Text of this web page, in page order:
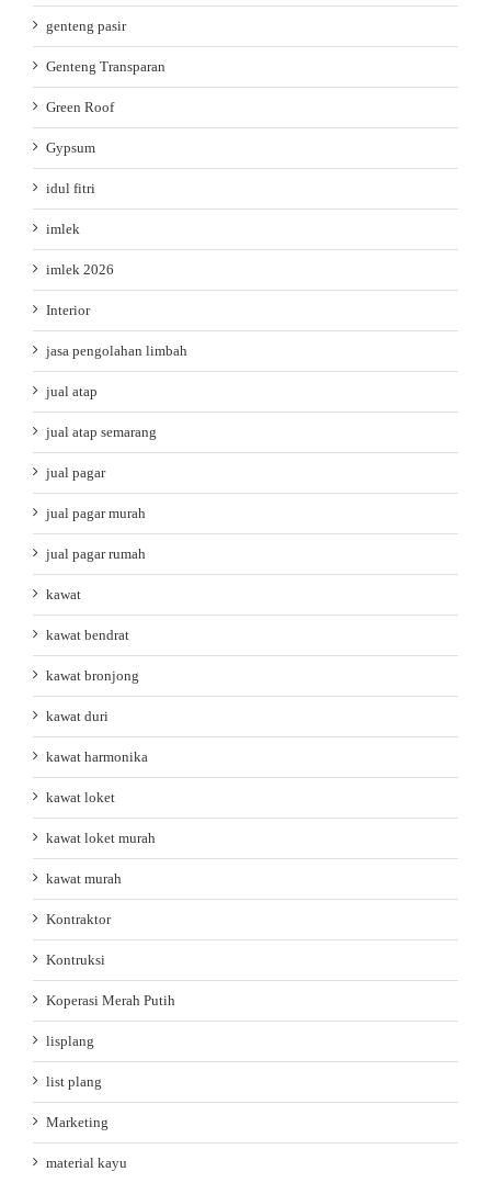
genteng pasir
Genteng Transparan
Green Roof
Gypsum
idul fitri
imlek
imlek 2026
Interior
jasa pengolahan limbah
jual atap
jual atap semarang
jual pagar
jual pagar murah
jual pagar rumah
kawat
kawat bendrat
kawat bronjong
kawat duri
kawat harmonika
kawat loket
kawat loket murah
kawat murah
Kontraktor
Kontruksi
Koperasi Merah Putih
lisplang
list plang
Marketing
material kayu